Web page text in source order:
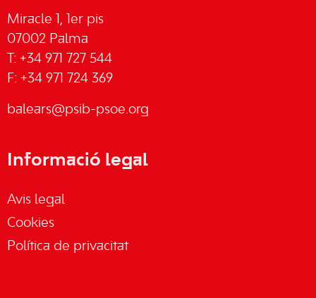
Miracle 1, 1er pis
07002 Palma
T: +34 971 727 544
F: +34 971 724 369
balears@psib-psoe.org
Informació legal
Avis legal
Cookies
Política de privacitat